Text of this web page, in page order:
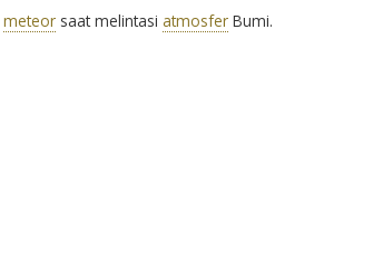
meteor saat melintasiatmosfer Bumi.